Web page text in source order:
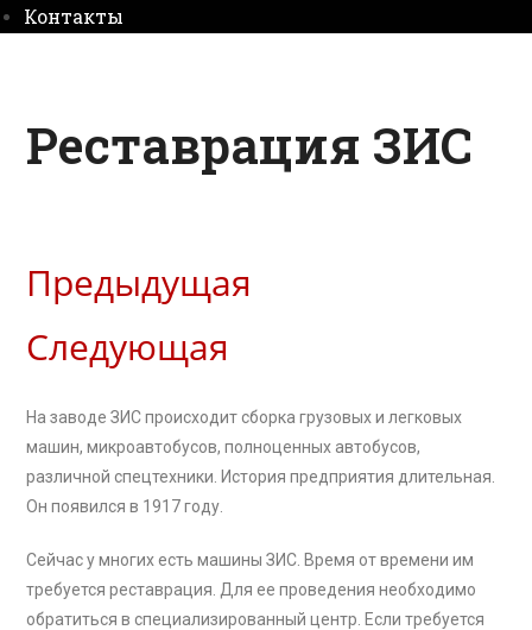
Контакты
Реставрация ЗИС
Предыдущая
Следующая
На заводе ЗИС происходит сборка грузовых и легковых
машин, микроавтобусов, полноценных автобусов,
различной спецтехники. История предприятия длительная.
Он появился в 1917 году.
Сейчас у многих есть машины ЗИС. Время от времени им
требуется реставрация. Для ее проведения необходимо
обратиться в специализированный центр. Если требуется